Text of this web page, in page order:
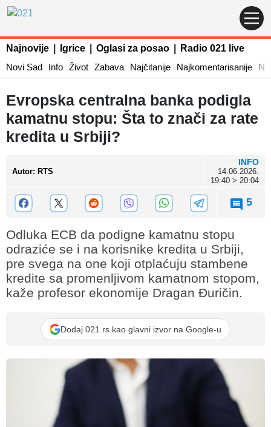
Najnovije Igrice Oglasi za posao
Radio 021 live
Novi Sad
Info Život Zabava Najčitanije Najkomentarisanije
Evropska centralna banka podigla
kamatnu stopu: Šta to znači za rate
kredita u Srbiji?
Autor: RTS
INFO
14.06.2026.
19:40 > 20:04
5
Odluka ECB da podigne kamatnu stopu
odraziće se i na korisnike kredita u Srbiji,
pre svega na one koji otplaćuju stambene
kredite sa promenljivom kamatnom stopom,
kaže profesor ekonomije Dragan Đuričin.
Dodaj 021.rs kao glavni izvor na Google-u